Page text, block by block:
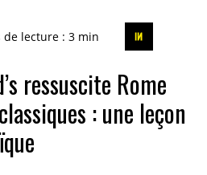
de lecture : 3 min
ressuscite Rome
: une leçon